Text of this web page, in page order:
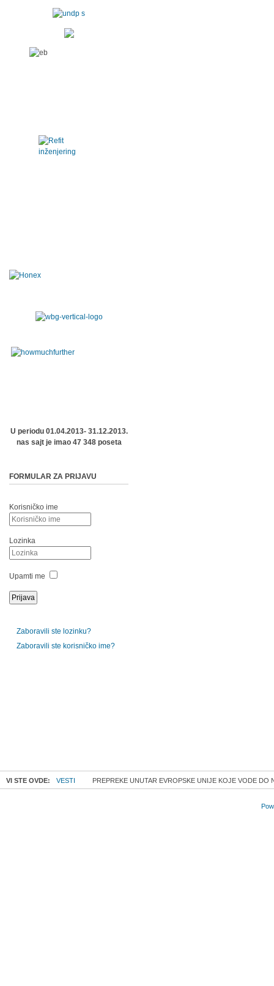
U periodu 01.04.2013- 31.12.2013.
nas sajt je imao 47 348 poseta
FORMULAR ZA PRIJAVU
Korisničko ime
Lozinka
Upamti me
Zaboravili ste lozinku?
Zaboravili ste korisničko ime?
VI STE OVDE: VESTI PREPREKE UNUTAR EVROPSKE UNIJE KOJE VODE